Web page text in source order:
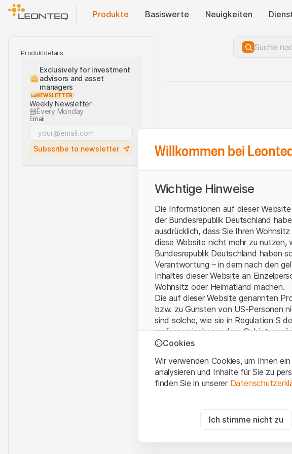
Produkte Basis​werte Neuigkeiten
Produktdetails
Exclusively for investment
advisors and asset
managers
NEWSLETTER
Weekly Newsletter
Every Monday
Email
Subscribe to newsletter Willkommen bei
Wichtige Hinweise
Die Informationen auf dieser
der Bundesrepublik Deutschland
ausdrücklich, dass Sie Ihren
diese Website nicht mehr zu nutzen,
Bundesrepublik Deutschland haben
Verantwortung – in dem nach den
Inhaltes dieser Website an
Wohnsitz oder Heimatland machen.
Die auf dieser Website genannten
bzw. zu Gunsten von US-Personen
sind solche, wie sie in Regulation S
umfassen insbesondere
Personen-gesellschaften.
Nutzungsbedingungen und
Mit dem Zugriff auf diese Website
wichtigen Hinweise und
Kein Angebot, keine Aufforderung
Die auf der Website enthaltenen
Dienstleistungen, Tools und
Cookies
Wir verwenden Cookies, um Ihnen
analysieren und Inhalte für Sie zu
finden Sie in unserer
Diese Cookies sind für die Website
Ich stimme nicht zu